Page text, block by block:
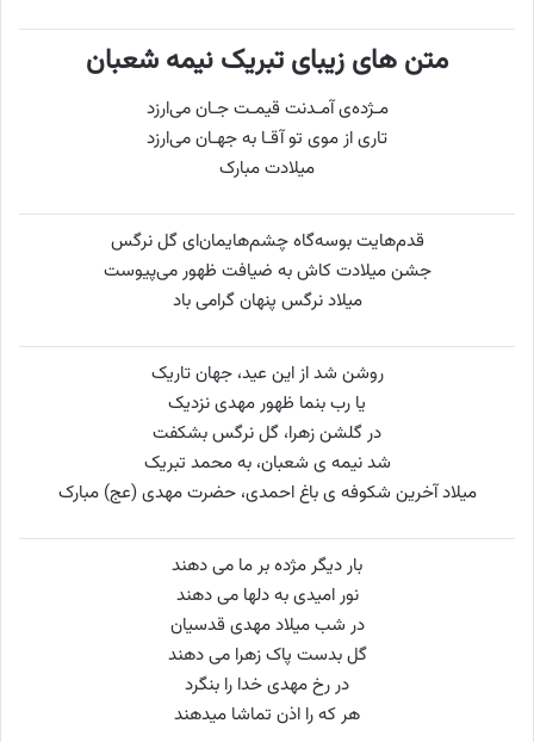
متن های زیبای تبریک نیمه شعبان
مـژده‌ی آمـدنت قیمـت جـان می‌ارزد
تاری از موی تو آقـا به جهـان می‌ارزد
میلادت مبارک
قدم‌هایت بوسه‌گاه چشم‌هایمان‌ای گل نرگس
جشن میلادت کاش به ضیافت ظهور می‌پیوست
میلاد نرگس پنهان گرامی باد
روشن شد از این عید، جهان تاریک
یا رب بنما ظهور مهدی نزدیک
در گلشن زهرا، گل نرگس بشکفت
شد نیمه ی شعبان، به محمد تبریک
میلاد آخرین شکوفه ی باغ احمدی، حضرت مهدی (عج) مبارک
بار دیگر مژده بر ما مى ‏دهند
نور امیدى به دلها مى‏ دهند
در شب میلاد مهدى قدسیان
گل بدست پاک زهرا مى ‏دهند
در رخ مهدى خدا را بنگرد
هر که را اذن تماشا میدهند